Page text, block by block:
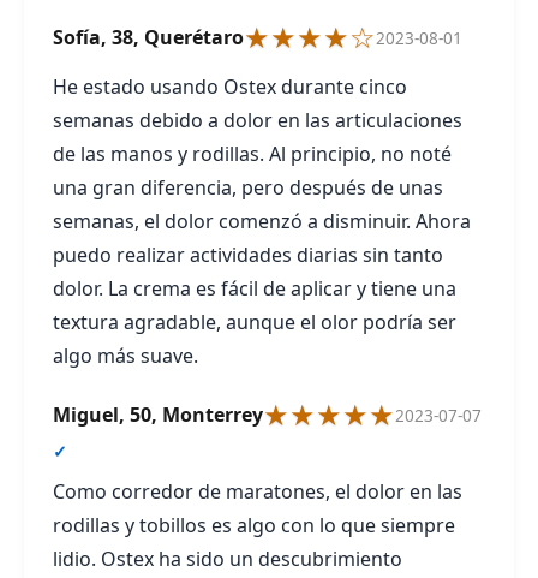
Sofía, 38, Querétaro★★★★☆2023-08-01
He estado usando Ostex durante cinco
semanas debido a dolor en las articulaciones
de las manos y rodillas. Al principio, no noté
una gran diferencia, pero después de unas
semanas, el dolor comenzó a disminuir. Ahora
puedo realizar actividades diarias sin tanto
dolor. La crema es fácil de aplicar y tiene una
textura agradable, aunque el olor podría ser
algo más suave.
Miguel, 50, Monterrey★★★★★2023-07-07
✓
Como corredor de maratones, el dolor en las
rodillas y tobillos es algo con lo que siempre
lidio. Ostex ha sido un descubrimiento